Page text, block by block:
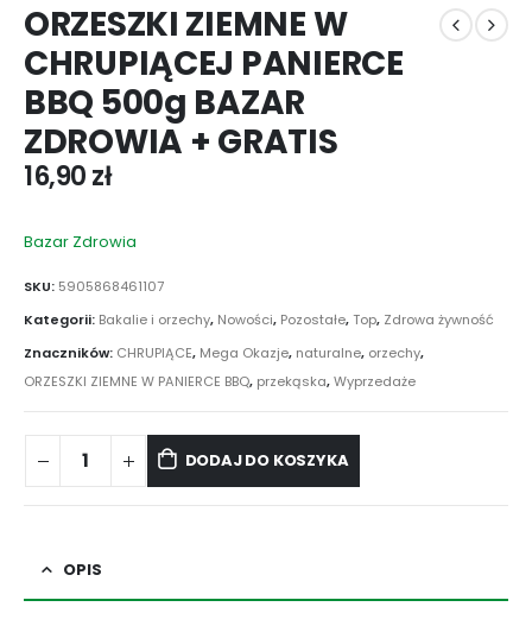
ORZESZKI ZIEMNE W
CHRUPIĄCEJ PANIERCE
BBQ 500g BAZAR
ZDROWIA + GRATIS
16,90zł
Bazar Zdrowia
SKU: 5905868461107
Kategorii: Bakalie i orzechy, Nowości, Pozostałe,Top, Zdrowa żywność
Znaczników: CHRUPIĄCE, Mega Okazje, naturalne, orzechy,
ORZESZKI ZIEMNE W PANIERCE BBQ, przekąska,Wyprzedaże
DODAJ DO KOSZYKA
OPIS